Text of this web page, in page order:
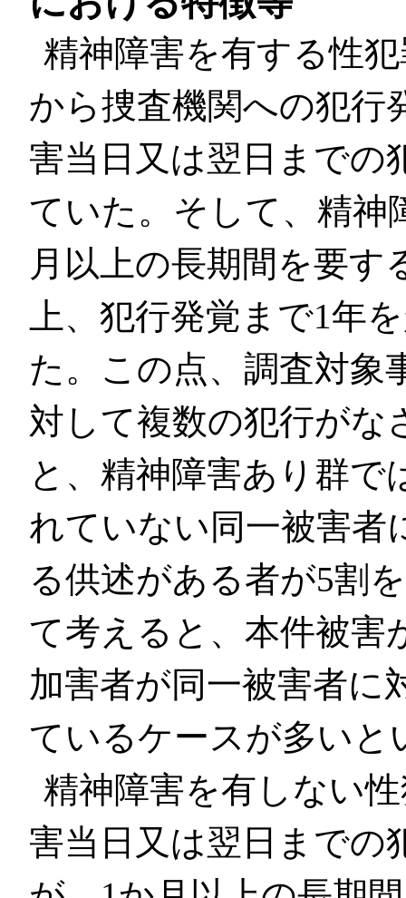
精神障害を有する性
から捜査機関への犯行
害当日又は翌日までの
ていた。そして、精神
月以上の長期間を要す
上、犯行発覚まで1年
た。この点、調査対象
対して複数の犯行がな
と、精神障害あり群で
れていない同一被害者
る供述がある者が5割
て考えると、本件被害
加害者が同一被害者に
ているケースが多いと
精神障害を有しない
害当日又は翌日までの